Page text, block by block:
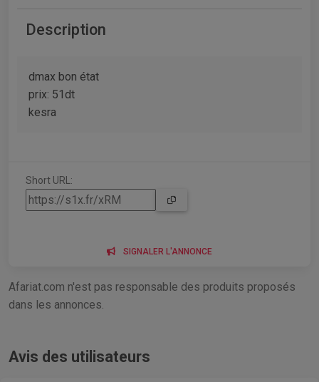
Description
dmax bon état
prix: 51dt
kesra
Short URL:
SIGNALER L'ANNONCE
Afariat.com n'est pas responsable des produits proposés
dans les annonces.
Avis des utilisateurs